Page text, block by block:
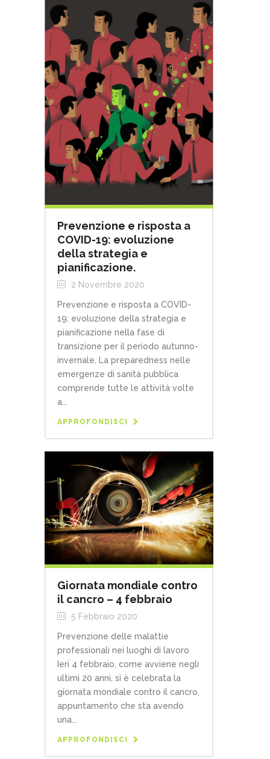
Prevenzione e risposta a
COVID-19: evoluzione
della strategia e
pianificazione.
2 Novembre 2020
Prevenzione e risposta a COVID-
19: evoluzione della strategia e
pianificazione nella fase di
transizione per il periodo autunno-
invernale. La preparedness nelle
emergenze di sanità pubblica
comprende tutte le attività volte
a...
APPROFONDISCI
Giornata mondiale contro
il cancro – 4 febbraio
5 Febbraio 2020
Prevenzione delle malattie
professionali nei luoghi di lavoro
Ieri 4 febbraio, come avviene negli
ultimi 20 anni, si è celebrata la
giornata mondiale contro il cancro,
appuntamento che sta avendo
una...
APPROFONDISCI